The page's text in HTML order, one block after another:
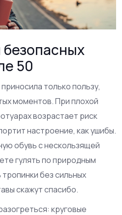
50
приносила только пользу,
моментов. При плохой
возрастает риск
настроение, как ушибы.
обувь с нескользящей
гулять по природным
без сильных
скажут спасибо.
круговые